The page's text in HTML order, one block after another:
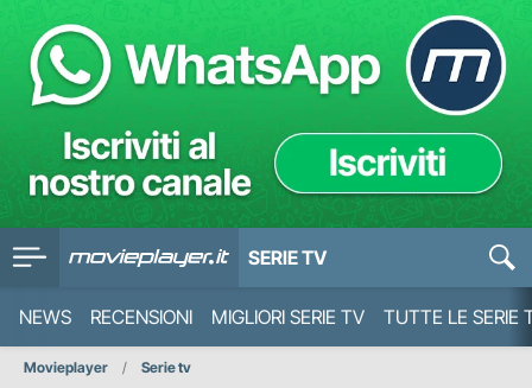
SERIE TV
NEWS RECENSIONI MIGLIORI SERIE TV TUTTE LE SERIE
Movieplayer Serie tv